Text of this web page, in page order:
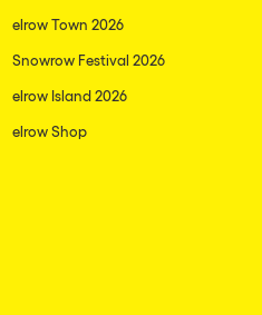
elrow Town 2026
Snowrow Festival 2026
elrow Island 2026
elrow Shop